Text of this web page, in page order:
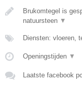
Brukomtegel is
natuursteen ▼
Diensten: vloeren,
Openingstijden ▼
Laatste facebook